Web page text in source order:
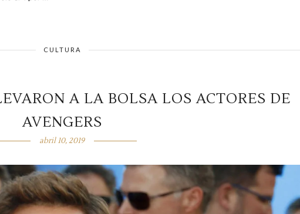
CULTURA
A LA BOLSA LOS ACTORES DE
AVENGERS
abril 10, 2019